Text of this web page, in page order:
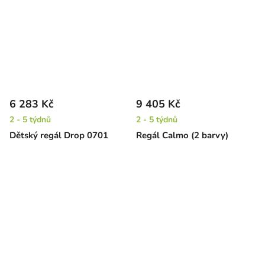
Dětský regál Drop 0701
6 283 Kč
2 - 5 týdnů
Regál Calmo (2 barvy)
9 405 Kč
2 - 5 týdnů